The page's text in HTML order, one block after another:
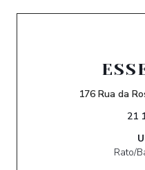
176 Rua da
21
Rato/